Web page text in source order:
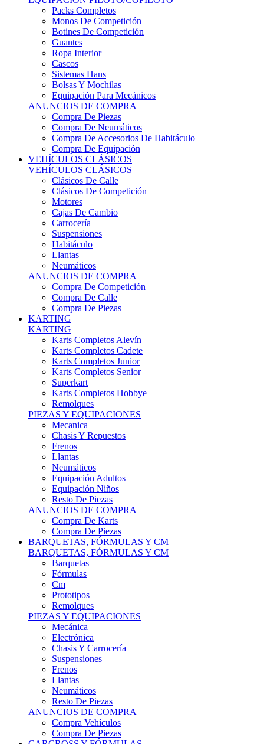
Monos De Competición
Botines De Competición
Guantes
Ropa Interior
Cascos
Sistemas Hans
Bolsas Y Mochilas
Equipación Para Mecánicos
ANUNCIOS DE COMPRA
Compra De Piezas
Compra De Neumáticos
Compra De Accesorios De Habitáculo
Compra De Equipación
VEHÍCULOS CLÁSICOS
VEHÍCULOS CLÁSICOS
Clásicos De Calle
Clásicos De Competición
Motores
Cajas De Cambio
Carrocería
Suspensiones
Habitáculo
Llantas
Neumáticos
ANUNCIOS DE COMPRA
Compra De Competición
Compra De Calle
Compra De Piezas
KARTING
KARTING
Karts Completos Alevín
Karts Completos Cadete
Karts Completos Junior
Karts Completos Senior
Superkart
Karts Completos Hobbye
Remolques
PIEZAS Y EQUIPACIONES
Mecanica
Chasis Y Repuestos
Frenos
Llantas
Neumáticos
Equipación Adultos
Equipación Niños
Resto De Piezas
ANUNCIOS DE COMPRA
Compra De Karts
Compra De Piezas
BARQUETAS, FÓRMULAS Y CM
BARQUETAS, FÓRMULAS Y CM
Barquetas
Fórmulas
Cm
Prototipos
Remolques
PIEZAS Y EQUIPACIONES
Mecánica
Electrónica
Chasis Y Carrocería
Suspensiones
Frenos
Llantas
Neumáticos
Resto De Piezas
ANUNCIOS DE COMPRA
Compra Vehículos
Compra De Piezas
CARCROSS Y FÓRMULAS
CARCROSS Y FORMULAS TT